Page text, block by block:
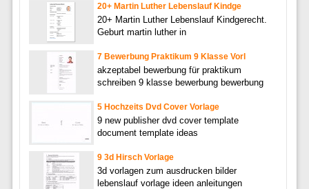
20+ Martin Luther Lebenslauf Kindge
20+ Martin Luther Lebenslauf Kindgerecht.
Geburt martin luther in
7 Bewerbung Praktikum 9 Klasse Vorl
akzeptabel bewerbung für praktikum
schreiben 9 klasse bewerbung bewerbung
5 Hochzeits Dvd Cover Vorlage
9 new publisher dvd cover template
document template ideas
9 3d Hirsch Vorlage
3d vorlagen zum ausdrucken bilder
lebenslauf vorlage ideen anleitungen